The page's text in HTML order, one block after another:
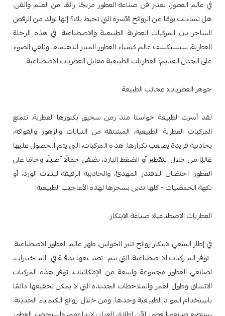
في عالم العطور، يعتبر فن صناعة العطور مزيجًا رائعًا من العلم والفن.
هل تساءلت يومًا عن الروائح الآسرة التي تحيط بك؟ إنها تولد من الرقص
الساحر بين المركبات العطرية الطبيعية والاصطناعية. في هذه الرحلة
العطرية، سنستكشف عالم كيمياء العطور المثير للاهتمام، ونلقي الضوء
على الجدل القديم: العطريات الطبيعية مقابل العطريات الاصطناعية.
جوهر العطريات: عجائب الطبيعة
لقد أسرت الطبيعة حواسنا منذ زمن سحيق بكنوزها العطرية. تتمتع
المركبات العطرية الطبيعية، المشتقة من النباتات والزهور والفواكه،
بجاذبية فريدة يصعب تكرارها. هذه المركبات، التي يتم الحصول عليها
غالبًا من خلال التقطير أو الضغط البارد، تضفي جمالًا أصيلًا وخامًا على
العطور. احتضان اللافندر المهدئ، والجاذبية الرقيقة لبتلات الورد، أو
نكهة الحمضيات - كلها تدين بسحرها لهذه الأعاجيب الطبيعية.
العطريات الاصطناعية: صياغة الابتكار
في إطار السعي لابتكار روائح تثير الحواس، ظهر عالم العطور الاصطناعية.
توفر المركبات الاصطناعية، التي يتم تصنيعها بدقة في المختبرات،
لصانعي العطور مجموعة واسعة من الإمكانيات. توفر هذه المركبات
الاتساق وطول العمر والملاحظات الجديدة التي لا يمكن تحقيقها دائمًا
باستخدام المواد الطبيعية وحدها. ومن خلال روائع الكيمياء الحديثة،